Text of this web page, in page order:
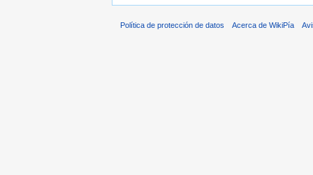
Política de protección de datos Acerca de WikiPía